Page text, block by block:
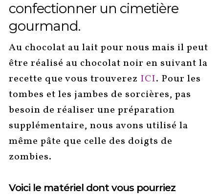
confectionner un cimetière
gourmand.
Au chocolat au lait pour nous mais il peut
être réalisé au chocolat noir en suivant la
recette que vous trouverez ICI. Pour les
tombes et les jambes de sorcières, pas
besoin de réaliser une préparation
supplémentaire, nous avons utilisé la
même pâte que celle des doigts de
zombies.
Voici le matériel dont vous pourriez